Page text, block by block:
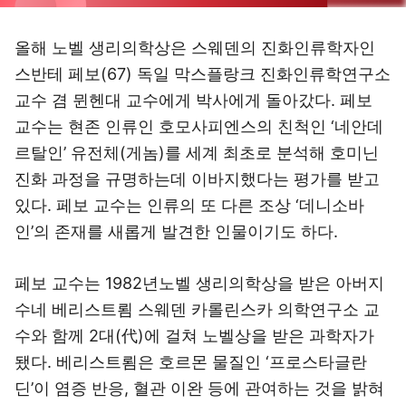
올해 노벨 생리의학상은 스웨덴의 진화인류학자인
스반테 페보(67) 독일 막스플랑크 진화인류학연구소
교수 겸 뮌헨대 교수에게 박사에게 돌아갔다. 페보
교수는 현존 인류인 호모사피엔스의 친척인 ‘네안데
르탈인’ 유전체(게놈)를 세계 최초로 분석해 호미닌
진화 과정을 규명하는데 이바지했다는 평가를 받고
있다. 페보 교수는 인류의 또 다른 조상 ‘데니소바
인’의 존재를 새롭게 발견한 인물이기도 하다.
페보 교수는 1982년노벨 생리의학상을 받은 아버지
수네 베리스트룀 스웨덴 카롤린스카 의학연구소 교
수와 함께 2대(代)에 걸쳐 노벨상을 받은 과학자가
됐다. 베리스트룀은 호르몬 물질인 ‘프로스타글란
딘’이 염증 반응, 혈관 이완 등에 관여하는 것을 밝혀